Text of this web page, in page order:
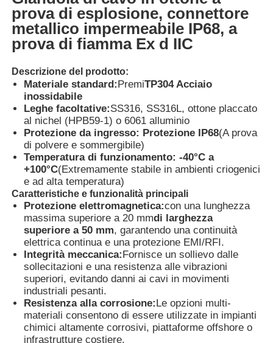
Prodotti
Chi siamo
Fatory Tour
Controllo di qualità
Contattaci
Richiedere un preventivo
Illuminazione protetta contro le esplosioni
Luce protetta contro le esplosioni dell'allarme
ventilatore antideflagrante
prova di esplosione, connettore
metallico impermeabile IP68, a
prova di fiamma Ex d IIC
Descrizione del prodotto:
Materiale standard:PremiTP304 Acciaio
inossidabile
Leghe facoltative:SS316, SS316L, ottone placcato
al nichel (HPB59-1) o 6061 alluminio
Protezione da ingresso: Protezione IP68(A prova
di polvere e sommergibile)
Temperatura di funzionamento: -40°C a
+100°C(Extremamente stabile in ambienti criogenici
e ad alta temperatura)
Caratteristiche e funzionalità principali
Protezione elettromagnetica:con una lunghezza
massima superiore a 20 mmdi larghezza
superiore a 50 mm, garantendo una continuità
elettrica continua e una protezione EMI/RFI.
Integrità meccanica:Fornisce un sollievo dalle
sollecitazioni e una resistenza alle vibrazioni
superiori, evitando danni ai cavi in movimenti
industriali pesanti.
Resistenza alla corrosione:Le opzioni multi-
materiali consentono di essere utilizzate in impianti
chimici altamente corrosivi, piattaforme offshore o
infrastrutture costiere.